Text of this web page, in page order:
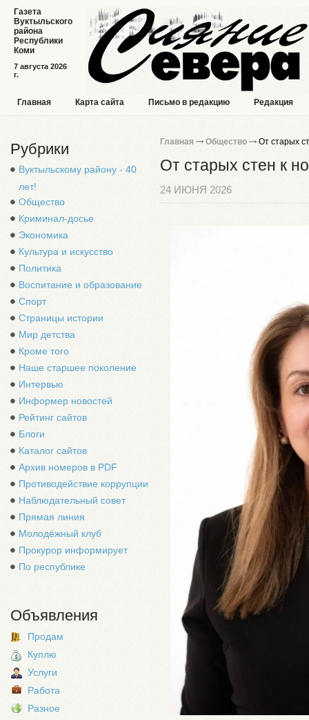
7 августа 2026
г.
Газета
Вуктыльского
района
Республики
Коми
Главная Карта сайта Письмо в редакцию Редакция
Рубрики
Вуктыльскому району - 40
лет!
Общество
Криминал-досье
Экономика
Культура и искусство
Политика
Воспитание и образование
Спорт
Страницы истории
Мир детства
Кроме того
Наше старшее поколение
Интервью
Информер новостей
Рейтинг сайтов
Блоги
Каталог сайтов
Архив номеров в PDF
Противодействие коррупции
Наблюдательный совет
Прямая линия
Молодёжный клуб
Прокурор информирует
По республике
Объявления
Продам
Куплю
Услуги
Работа
Разное
Главная Общество От старых
От старых стен к
24 ИЮНЯ 2026